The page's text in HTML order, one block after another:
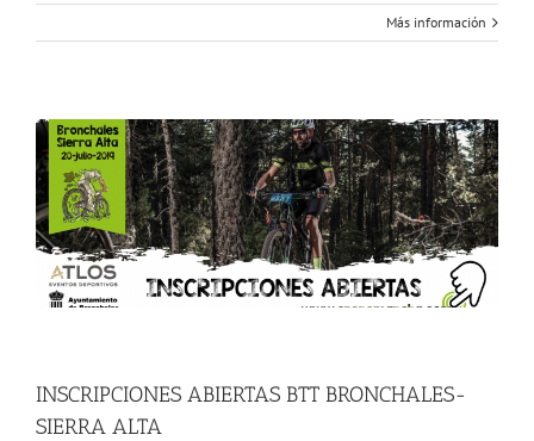
Más información
INSCRIPCIONES ABIERTAS BTT BRONCHALES-
SIERRA ALTA